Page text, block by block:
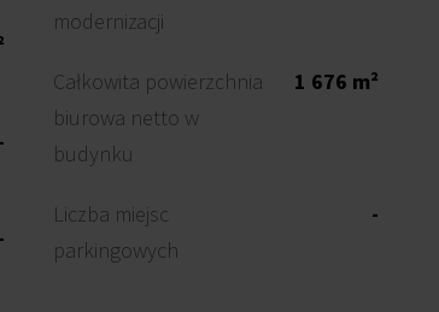
-
-
modernizacji
Całkowita powierzchnia
biurowa netto w
budynku
1 676 m²
Liczba miejsc
parkingowych
-